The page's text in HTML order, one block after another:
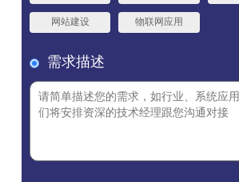
网站建设 物联网应用
需求描述